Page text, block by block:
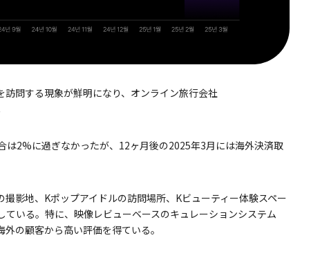
問する現象が鮮明になり、オンライン旅行会社
2%に過ぎなかったが、12ヶ月後の2025年3月には海外決済取
影地、Kポップアイドルの訪問場所、Kビューティー体験スペー
いる。特に、映像レビューベースのキュレーションシステム
の顧客から高い評価を得ている。